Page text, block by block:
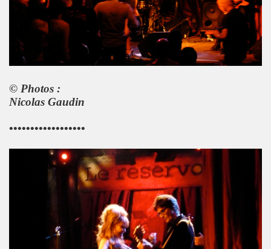
© Photos :
Nicolas Gaudin
••••••••••••••••••
: chronique detaillee.
: chronique detaillee.
+ album "THE FABULOUS ROCK N ROLL
PARTON : chronique detaillee.
DRONES ("The Tangible Effect Of Love") le 28 mars
du Palace" (2014) : chronique de l'album.
le 18 decembre 2013 a LA BOULE NOIRE (Paris) :
2013 au TRIANON (Paris) : compte rendu.